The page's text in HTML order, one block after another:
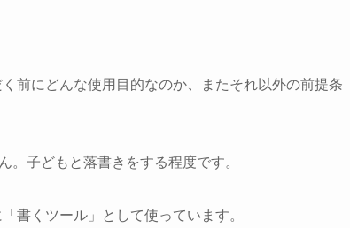
前にどんな使用目的なのか、またそれ以外の前提条
。子どもと落書きをする程度です。
書くツール」として使っています。